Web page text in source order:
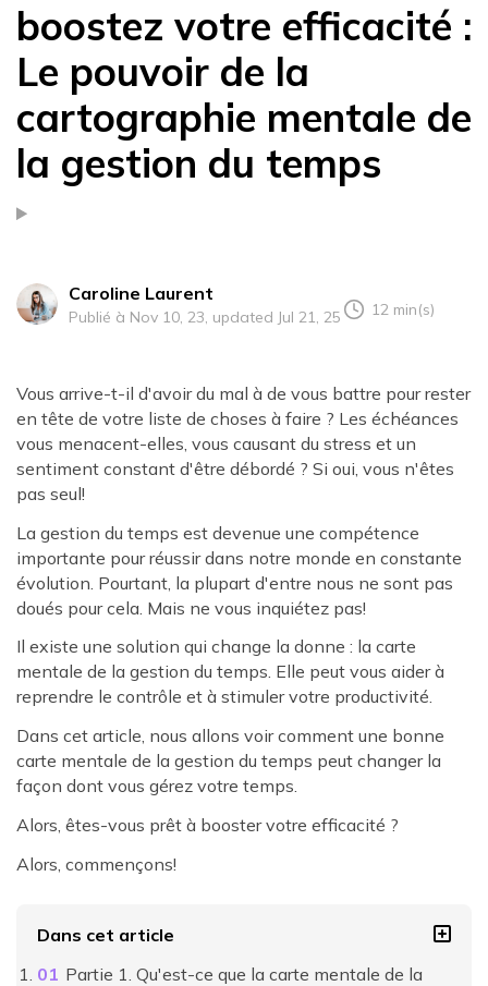
boostez votre efficacité :
Le pouvoir de la
cartographie mentale de
la gestion du temps
Caroline Laurent
Publié à Nov 10, 23, updated Jul 21, 25 12 min(s)
Vous arrive-t-il d'avoir du mal à de vous battre pour rester
en tête de votre liste de choses à faire ? Les échéances
vous menacent-elles, vous causant du stress et un
sentiment constant d'être débordé ? Si oui, vous n'êtes
pas seul!
La gestion du temps est devenue une compétence
importante pour réussir dans notre monde en constante
évolution. Pourtant, la plupart d'entre nous ne sont pas
doués pour cela. Mais ne vous inquiétez pas!
Il existe une solution qui change la donne : la carte
mentale de la gestion du temps. Elle peut vous aider à
reprendre le contrôle et à stimuler votre productivité.
Dans cet article, nous allons voir comment une bonne
carte mentale de la gestion du temps peut changer la
façon dont vous gérez votre temps.
Alors, êtes-vous prêt à booster votre efficacité ?
Alors, commençons!
Dans cet article
Partie 1. Qu'est-ce que la carte mentale de la